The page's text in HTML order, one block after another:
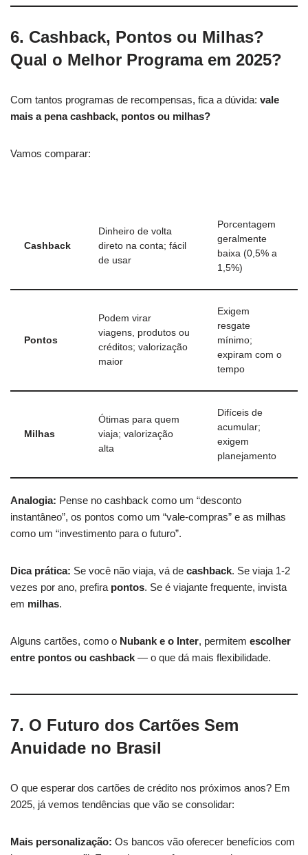
6. Cashback, Pontos ou Milhas?
Qual o Melhor Programa em 2025?
Com tantos programas de recompensas, fica a dúvida: vale
mais a pena cashback, pontos ou milhas?
Vamos comparar:
Cashback
Dinheiro de volta
direto na conta; fácil
de usar
Porcentagem
geralmente
baixa (0,5% a
1,5%)
Pontos
Podem virar
viagens, produtos ou
créditos; valorização
maior
Exigem
resgate
mínimo;
expiram com o
tempo
Milhas
Ótimas para quem
viaja; valorização
alta
Difíceis de
acumular;
exigem
planejamento
Analogia: Pense no cashback como um “desconto
instantâneo”, os pontos como um “vale-compras” e as milhas
como um “investimento para o futuro”.
Dica prática: Se você não viaja, vá de cashback. Se viaja 1-2
vezes por ano, prefira pontos. Se é viajante frequente, invista
em milhas.
Alguns cartões, como o Nubank e o Inter, permitem escolher
entre pontos ou cashback — o que dá mais flexibilidade.
7. O Futuro dos Cartões Sem
Anuidade no Brasil
O que esperar dos cartões de crédito nos próximos anos? Em
2025, já vemos tendências que vão se consolidar:
Mais personalização: Os bancos vão oferecer benefícios com